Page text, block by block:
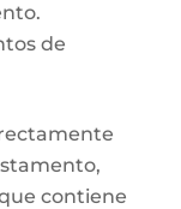
de
contiene